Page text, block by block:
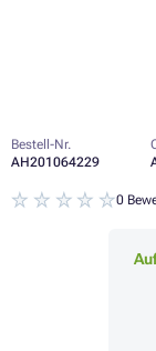
Bestell-Nr.
AH201064229
0